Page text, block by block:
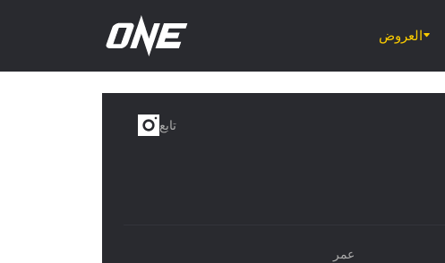
العروض
عمر
تابع